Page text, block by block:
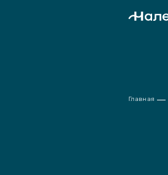
Главная